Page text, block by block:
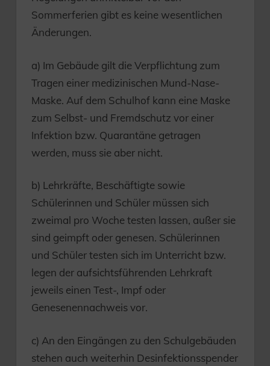
Sommerferien gibt es keine wesentlichen
Änderungen.
a) Im Gebäude gilt die Verpflichtung zum
Tragen einer medizinischen Mund-Nase-
Maske. Auf dem Schulhof kann eine Maske
zum Selbst- und Fremdschutz vor einer
Infektion bzw. Quarantäne getragen
werden, muss sie aber nicht.
b) Lehrkräfte, Beschäftigte sowie
Schülerinnen und Schüler müssen sich
zweimal pro Woche testen lassen, außer sie
sind geimpft oder genesen. Schülerinnen
und Schüler testen sich im Unterricht bzw.
legen der aufsichtsführenden Lehrkraft
jeweils einen Test-, Impf oder
Genesenennachweis vor.
c) An den Eingängen zu den Schulgebäuden
stehen auch weiterhin Desinfektionsspender